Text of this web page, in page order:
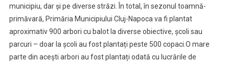
municipiu, dar și pe diverse străzi. În total, în sezonul toamnă-
primăvară, Primăria Municipiului Cluj-Napoca va fi plantat
aproximativ 900 arbori cu balot la diverse obiective, școli sau
parcuri – doar la școli au fost plantați peste 500 copaci.O mare
parte din acești arbori au fost plantați odată cu lucrările de